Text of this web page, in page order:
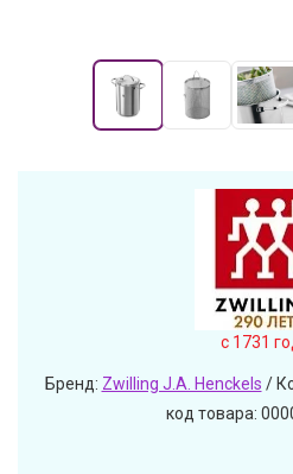
c 1731
Бренд: Zwilling J.A. Henckels /
код товара: